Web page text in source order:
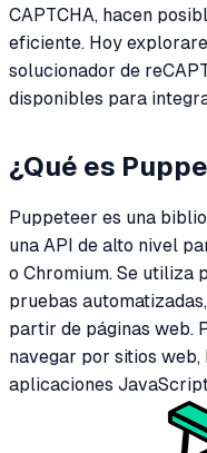
CAPTCHA, hacen
eficiente. Hoy
solucionador de
disponibles para
¿Qué es
Puppeteer es una
una API de alto nivel
o Chromium. Se utiliza
pruebas
partir de páginas web.
navegar por sitios
aplicaciones